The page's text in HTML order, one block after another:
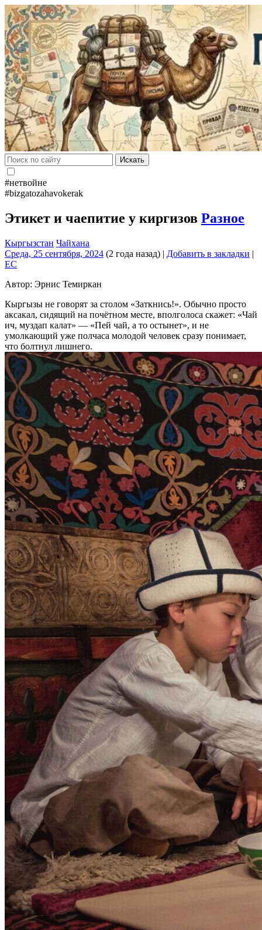
Искать
#нетвойне
#bizgatozahavokerak
Этикет и чаепитие у киргизов Разное
Кыргызстан Чайхана
Среда, 25 сентября, 2024 (2 года назад) | Добавить в закладки |
EC
Автор: Эрнис Темиркан
Кыргызы не говорят за столом «Заткнись!». Обычно просто
аксакал, сидящий на почётном месте, вполголоса скажет: «Чай
ич, муздап калат» — «Пей чай, а то остынет», и не
умолкающий уже полчаса молодой человек сразу понимает,
что болтнул лишнего.